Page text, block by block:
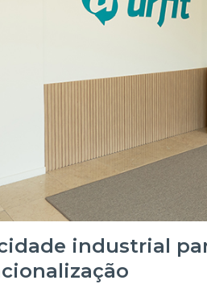
industrial